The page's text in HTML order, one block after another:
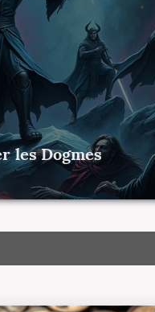
les Dogmes